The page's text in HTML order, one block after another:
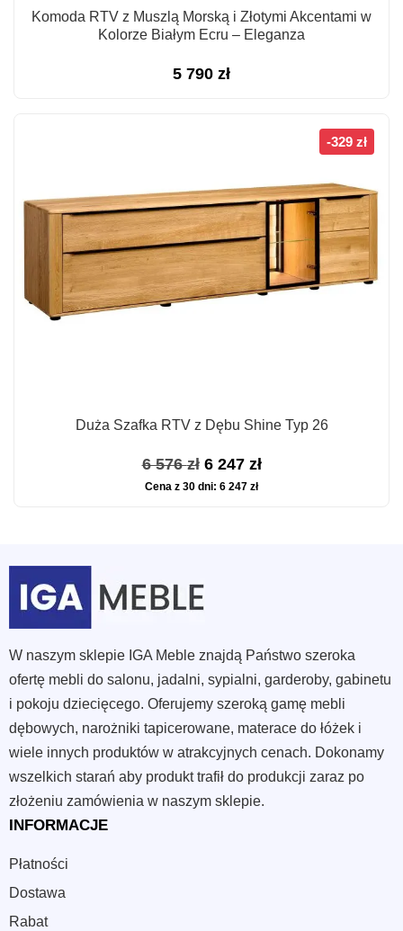
Komoda RTV z Muszlą Morską i Złotymi Akcentami w
Kolorze Białym Ecru – Eleganza
5 790 zł
-329 zł
Duża Szafka RTV z Dębu Shine Typ 26
6 576zł Pierwotna
cena
6 247 złAktualna
Cena z 30 dni: 6 247 zł
W naszym sklepie IGA Meble znajdą Państwo szeroka
ofertę mebli do salonu, jadalni, sypialni, garderoby, gabinetu
i pokoju dziecięcego. Oferujemy szeroką gamę mebli
dębowych, narożniki tapicerowane, materace do łóżek i
wiele innych produktów w atrakcyjnych cenach. Dokonamy
wszelkich starań aby produkt trafił do produkcji zaraz po
złożeniu zamówienia w naszym sklepie.
INFORMACJE
Płatności
Dostawa
Rabat